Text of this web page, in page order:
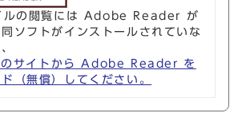
ルの閲覧には Adobe Reader が
ソフトがインストールされていな
サイトから Adobe Reader を
（無償）してください。